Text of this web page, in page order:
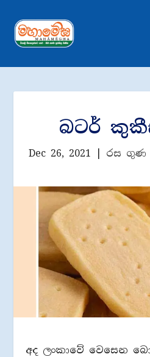
බටර්
Dec 26, 2021 රස ගුණ
අද ලංකාවේ වෙසෙන